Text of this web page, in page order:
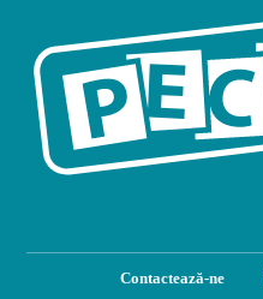
Contactează-ne